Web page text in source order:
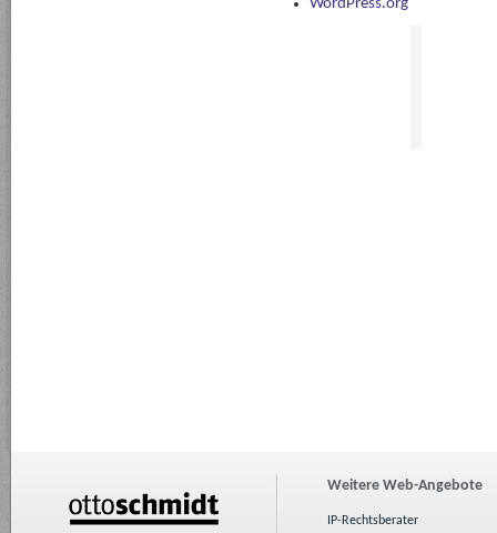
WordPress.org
Weitere Web-Angebote
IP-Rechtsberater